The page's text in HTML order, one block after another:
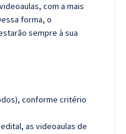
com a mais
forma, o
sempre à sua
conforme critério
as videoaulas de